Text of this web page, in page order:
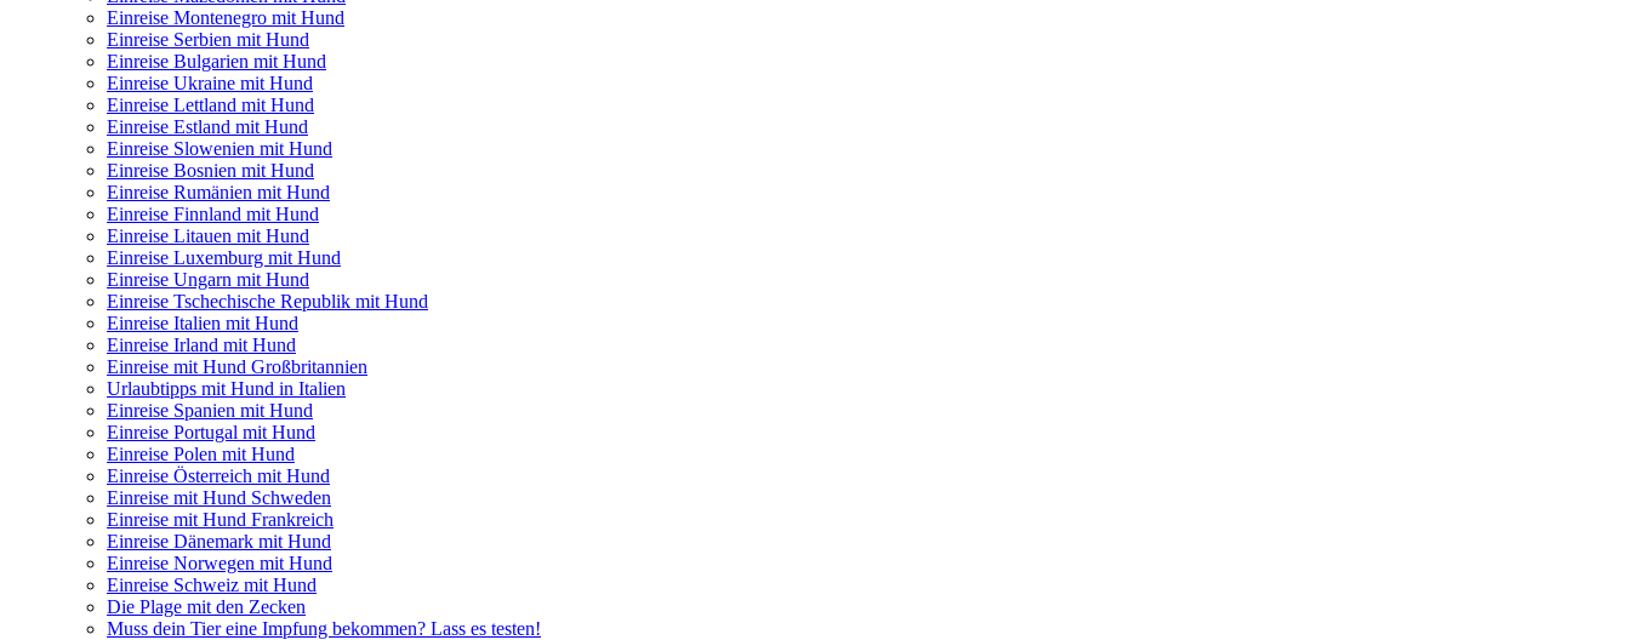
Einreise Montenegro mit Hund
Einreise Serbien mit Hund
Einreise Bulgarien mit Hund
Einreise Ukraine mit Hund
Einreise Lettland mit Hund
Einreise Estland mit Hund
Einreise Slowenien mit Hund
Einreise Bosnien mit Hund
Einreise Rumänien mit Hund
Einreise Finnland mit Hund
Einreise Litauen mit Hund
Einreise Luxemburg mit Hund
Einreise Ungarn mit Hund
Einreise Tschechische Republik mit Hund
Einreise Italien mit Hund
Einreise Irland mit Hund
Einreise mit Hund Großbritannien
Urlaubtipps mit Hund in Italien
Einreise Spanien mit Hund
Einreise Portugal mit Hund
Einreise Polen mit Hund
Einreise Österreich mit Hund
Einreise mit Hund Schweden
Einreise mit Hund Frankreich
Einreise Dänemark mit Hund
Einreise Norwegen mit Hund
Einreise Schweiz mit Hund
Die Plage mit den Zecken
Muss dein Tier eine Impfung bekommen? Lass es testen!